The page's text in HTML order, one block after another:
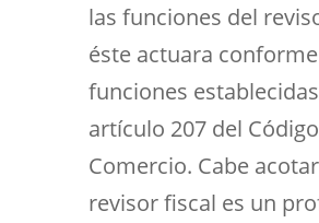
las funciones del
éste actuara
funciones
artículo 207 del
Comercio. Cabe
revisor fiscal es un